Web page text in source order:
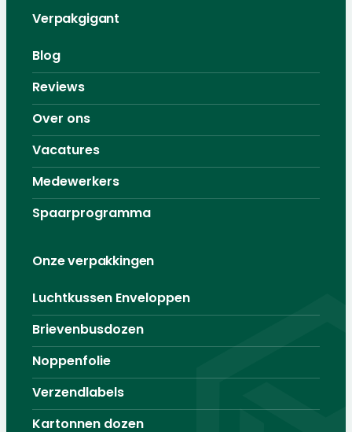
Verpakgigant
Blog
Reviews
Over ons
Vacatures
Medewerkers
Spaarprogramma
Onze verpakkingen
Luchtkussen Enveloppen
Brievenbusdozen
Noppenfolie
Verzendlabels
Kartonnen dozen